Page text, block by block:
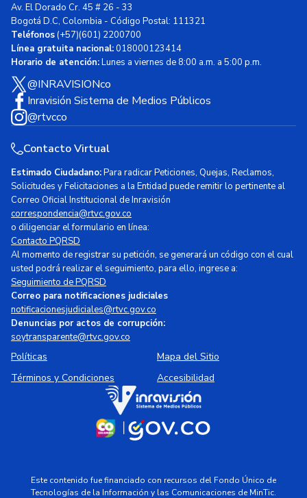
Av. El Dorado Cr. 45 # 26 - 33
Bogotá D.C, Colombia - Código Postal: 111321
Teléfonos(+57)(601) 2200700
Línea gratuita nacional:018000123414
Horario de atención:Lunes a viernes de 8:00 a.m. a 5:00 p.m.
@INRAVISIONco
Inravisión Sistema de Medios Públicos
@rtvcco
Contacto Virtual
Estimado Ciudadano:Para radicar Peticiones, Quejas, Reclamos,
Solicitudes y Felicitaciones a la Entidad puede remitir lo pertinente al
Correo Oficial Institucional de Inravisión
correspondencia@rtvc.gov.co
o diligenciar el formulario en línea:
Contacto PQRSD
Al momento de registrar su petición, se generará un código con el cual
usted podrá realizar el seguimiento, para ello, ingrese a:
Seguimiento de PQRSD
Correo para notificaciones judiciales
notificacionesjudiciales@rtvc.gov.co
Denuncias por actos de corrupción:
soytransparente@rtvc.gov.co
Políticas
Mapa del Sitio
Términos y Condiciones
Accesibilidad
Este contenido fue financiado con recursos del Fondo Único de
Tecnologías de la Información y las Comunicaciones de MinTic.